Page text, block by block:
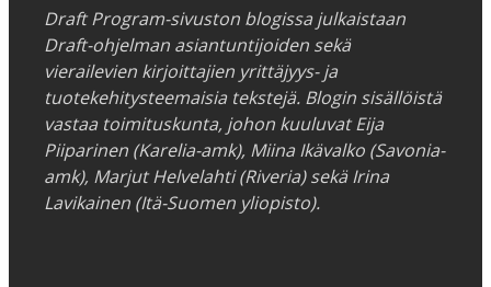
Draft Program-sivuston blogissa julkaistaan
Draft-ohjelman asiantuntijoiden sekä
vierailevien kirjoittajien yrittäjyys- ja
tuotekehitysteemaisia tekstejä. Blogin sisällöistä
vastaa toimituskunta, johon kuuluvat Eija
Piiparinen (Karelia-amk), Miina Ikävalko (Savonia-
amk), Marjut Helvelahti (Riveria) sekä Irina
Lavikainen (Itä-Suomen yliopisto).